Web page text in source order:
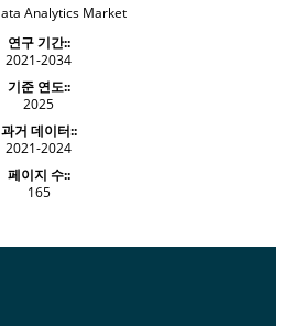
연구 기간::
2021-2034
기준 연도::
2025
과거 데이터::
2021-2024
페이지 수::
165